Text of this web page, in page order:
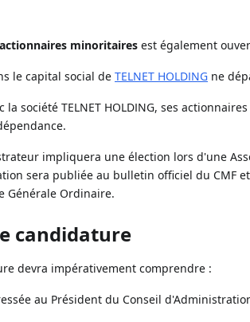
minoritaires est également
le capital social de TELNET HOLDING ne
société TELNET HOLDING, ses
impliquera une élection lors d'une
sera publiée au bulletin officiel du CMF
Générale Ordinaire.
candidature
devra impérativement comprendre :
au Président du Conseil